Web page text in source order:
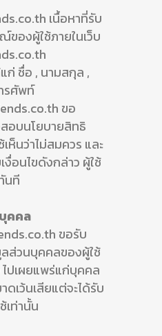
เนื้อหาที่รับ
ของผู้ใช้ภายในเว็บ
ก่ ชื่อ , นามสกุล ,
รศัพท์
ขอ
สอบนโยบายสิทธิ
ห็นว่าไม่สมควร และ
อนไขดังกล่าว ผู้ใช้
นที
คคล
ขอรับ
ลส่วนบุคคลของผู้ใช้
ไปเผยแพร่แก่บุคคล
เว้นเสียแต่จะได้รับ
เท่านั้น